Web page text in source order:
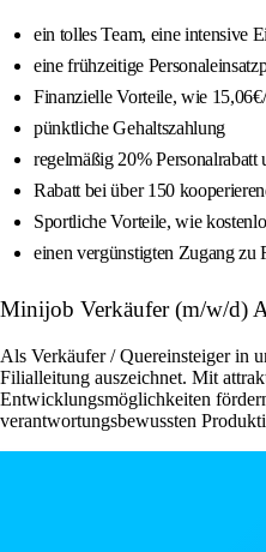
ein tolles Team, eine intensive
eine frühzeitige
Finanzielle Vorteile, wie
pünktliche Gehaltszahlung
regelmäßig 20%
Rabatt bei über 150
Sportliche Vorteile, wie
einen vergünstigten Zugang zu
Minijob Verkäufer (m/w/d)
Als Verkäufer / Quereinsteiger in
Filialleitung auszeichnet. Mit
Entwicklungsmöglichkeiten
verantwortungsbewussten